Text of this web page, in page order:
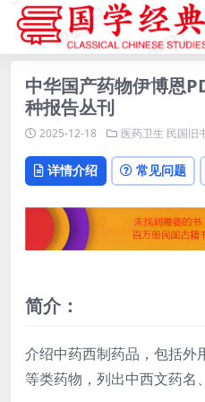
中华国产药物伊博恩
种报告丛刊
2025-12-18 医药卫生 民国旧
详情介绍 常见问题
简介：
介绍中药西制药品，包括外
等类药物，列出中西文药名